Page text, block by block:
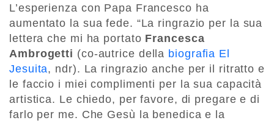
L’esperienza con Papa Francesco ha
aumentato la sua fede. “La ringrazio per la sua
lettera che mi ha portato Francesca
Ambrogetti (co-autrice della biografia El
Jesuita, ndr). La ringrazio anche per il ritratto e
le faccio i miei complimenti per la sua capacità
artistica. Le chiedo, per favore, di pregare e di
farlo per me. Che Gesù la benedica e la